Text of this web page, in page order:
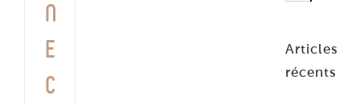
ne
le
n
e
c
Articles
récents